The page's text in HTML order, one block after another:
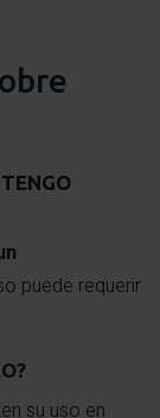
puede requerir
su uso en